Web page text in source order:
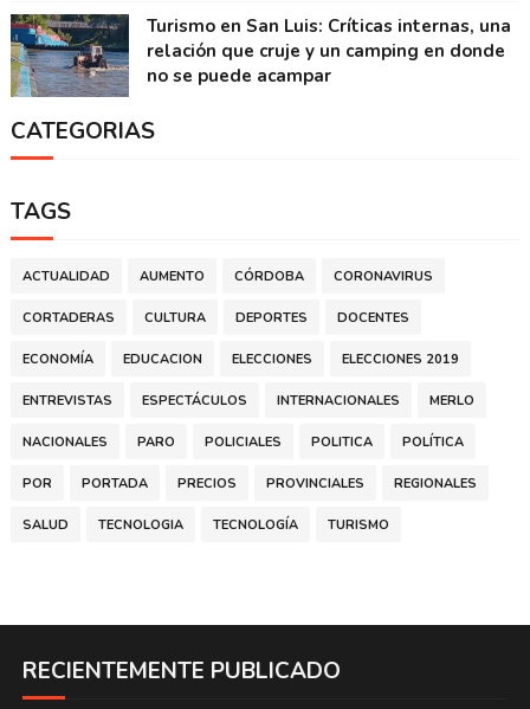
Turismo en San Luis: Críticas internas, una
relación que cruje y un camping en donde
no se puede acampar
CATEGORIAS
TAGS
ACTUALIDAD AUMENTO CÓRDOBA CORONAVIRUS
CORTADERAS CULTURA DEPORTES DOCENTES
ECONOMÍA EDUCACION ELECCIONES ELECCIONES 2019
ENTREVISTAS ESPECTÁCULOS INTERNACIONALES MERLO
NACIONALES PARO POLICIALES POLITICA POLÍTICA
POR PORTADA PRECIOS PROVINCIALES REGIONALES
SALUD TECNOLOGIA TECNOLOGÍA TURISMO
RECIENTEMENTE PUBLICADO